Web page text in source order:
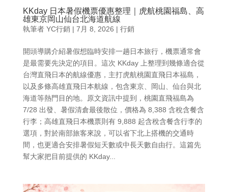
KKday 日本暑假機票優惠整理｜虎航桃園福島、高
雄東京岡山仙台北海道航線
執筆者 YC行銷| 7月 8, 2026 | 行銷
開頭導購介紹暑假想臨時安排一趟日本旅行，機票通常會
是最需要先決定的項目。這次 KKday 上整理到幾條適合從
台灣直飛日本的航線優惠，主打虎航桃園直飛日本福島，
以及多條高雄直飛日本航線，包含東京、岡山、仙台與北
海道等熱門目的地。原文資訊中提到，桃園直飛福島為
7/28 出發、暑假清倉最後散位，價格為 8,388 含稅含餐含
行李；高雄直飛日本機票則有 9,888 起含稅含餐含行李的
選項，對於南部旅客來說，可以省下北上搭機的交通時
間，也更適合安排暑假短天數或中長天數自由行。這篇先
幫大家把目前提供的 KKday...